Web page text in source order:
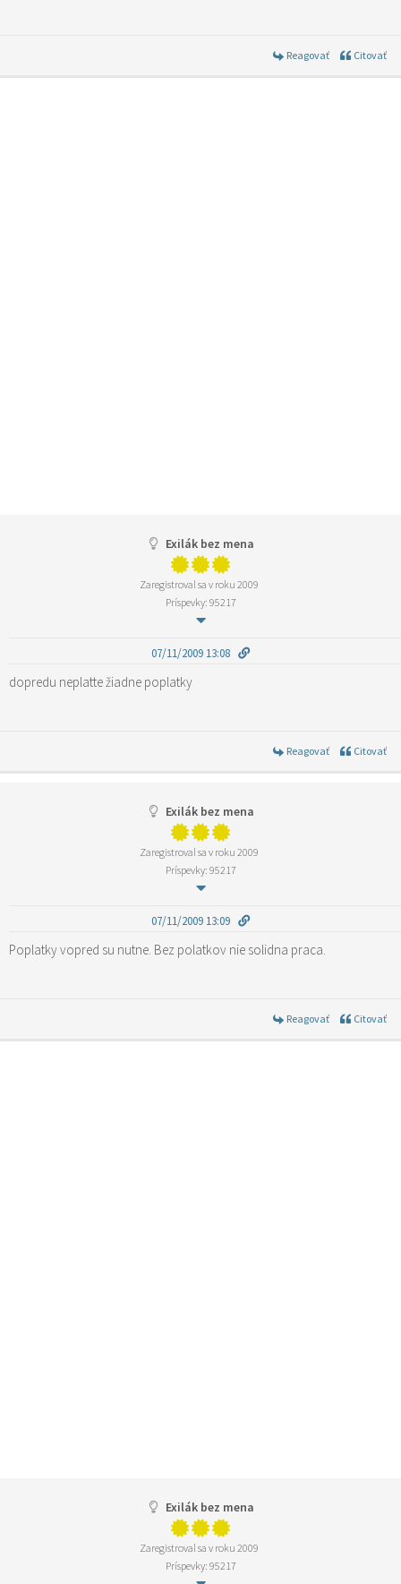
Reagovať Citovať
Exilák bez mena
Zaregistroval sa v roku 2009
Príspevky: 95217
07/11/2009 13:08
dopredu neplatte žiadne poplatky
Reagovať Citovať
Exilák bez mena
Zaregistroval sa v roku 2009
Príspevky: 95217
07/11/2009 13:09
Poplatky vopred su nutne. Bez polatkov nie solidna praca.
Reagovať Citovať
Exilák bez mena
Zaregistroval sa v roku 2009
Príspevky: 95217